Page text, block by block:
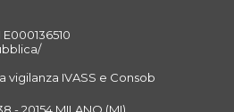
IVASS e Consob
- 20154 MILANO (MI)